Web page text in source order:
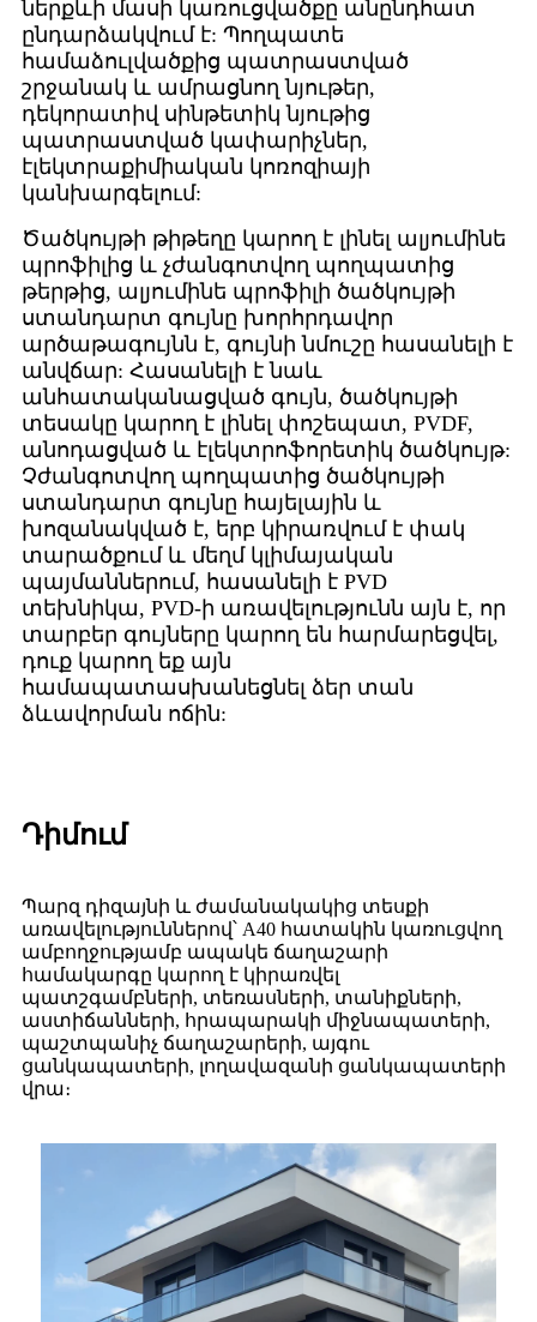
ներքևի մասի կառուցվածքը անընդհատ
ընդարձակվում է: Պողպատե
համաձուլվածքից պատրաստված
շրջանակ և ամրացնող նյութեր,
դեկորատիվ սինթետիկ նյութից
պատրաստված կափարիչներ,
էլեկտրաքիմիական կոռոզիայի
կանխարգելում:
Ծածկույթի թիթեղը կարող է լինել ալյումինե
պրոֆիլից և չժանգոտվող պողպատից
թերթից, ալյումինե պրոֆիլի ծածկույթի
ստանդարտ գույնը խորհրդավոր
արծաթագույնն է, գույնի նմուշը հասանելի է
անվճար: Հասանելի է նաև
անհատականացված գույն, ծածկույթի
տեսակը կարող է լինել փոշեպատ, PVDF,
անոդացված և էլեկտրոֆորետիկ ծածկույթ:
Չժանգոտվող պողպատից ծածկույթի
ստանդարտ գույնը հայելային և
խոզանակված է, երբ կիրառվում է փակ
տարածքում և մեղմ կլիմայական
պայմաններում, հասանելի է PVD
տեխնիկա, PVD-ի առավելությունն այն է, որ
տարբեր գույները կարող են հարմարեցվել,
դուք կարող եք այն
համապատասխանեցնել ձեր տան
ձևավորման ոճին:
Դիմում
Պարզ դիզայնի և ժամանակակից տեսքի
առավելություններով՝ A40 հատակին կառուցվող
ամբողջությամբ ապակե ճաղաշարի
համակարգը կարող է կիրառվել
պատշգամբների, տեռասների, տանիքների,
աստիճանների, հրապարակի միջնապատերի,
պաշտպանիչ ճաղաշարերի, այգու
ցանկապատերի, լողավազանի ցանկապատերի
վրա։